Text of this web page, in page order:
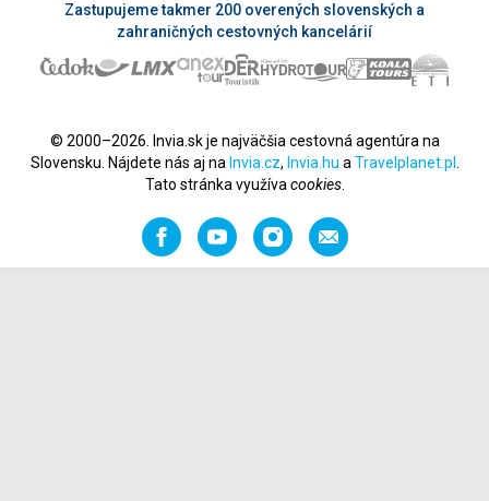
Zastupujeme takmer 200 overených slovenských a
zahraničných cestovných kancelárií
© 2000–2026. Invia.sk je najväčšia cestovná agentúra na
Slovensku. Nájdete nás aj na Invia.cz, Invia.hu a Travelplanet.pl
Tato stránka využíva cookies.
FacebookYouTubeInstagramOdporučiť